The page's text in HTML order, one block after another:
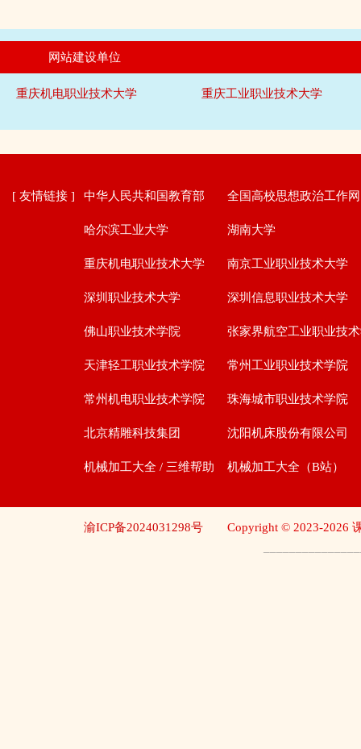
网站建设单位
重庆机电职业技术大学 重庆工业职业技术大学
[ 友情链接 ] 中华人民共和国教育部 全国高校思想政治工作网
哈尔滨工业大学 湖南大学
重庆机电职业技术大学 南京工业职业技术大学
深圳职业技术大学 深圳信息职业技术大学
佛山职业技术学院 张家界航空工业职业技
天津轻工职业技术学院 常州工业职业技术学院
常州机电职业技术学院 珠海城市职业技术学院
北京精雕科技集团 沈阳机床股份有限公司
机械加工大全 / 三维帮助 机械加工大全（B站）
渝ICP备2024031298号 Copyright © 2023-2026